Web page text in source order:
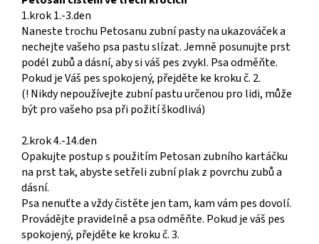
1.krok 1.-3.den
Naneste trochu Petosanu zubní pasty na ukazováček a
nechejte vašeho psa pastu slízat. Jemně posunujte prst
podél zubů a dásní, aby si váš pes zvykl. Psa odměňte.
Pokud je Váš pes spokojený, přejděte ke kroku č. 2.
(! Nikdy nepoužívejte zubní pastu určenou pro lidi, může
být pro vašeho psa při požití škodlivá)
2.krok 4.-14.den
Opakujte postup s použitím Petosan zubního kartáčku
na prst tak, abyste setřeli zubní plak z povrchu zubů a
dásní.
Psa nenuťte a vždy čistěte jen tam, kam vám pes dovolí.
Provádějte pravidelně a psa odměňte. Pokud je váš pes
spokojený, přejděte ke kroku č. 3.